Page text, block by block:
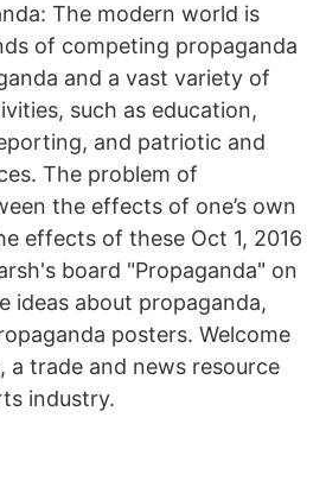
The modern world is
of competing propaganda
and a vast variety of
such as education,
and patriotic and
The problem of
the effects of one’s own
effects of these Oct 1, 2016
board "Propaganda" on
ideas about propaganda,
posters. Welcome
a trade and news resource
industry.